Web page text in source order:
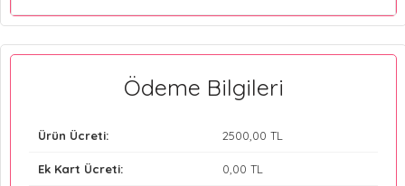
Ödeme Bilgileri
Ürün Ücreti: 2500 ,00 TL
Ek Kart Ücreti: 0 ,00 TL